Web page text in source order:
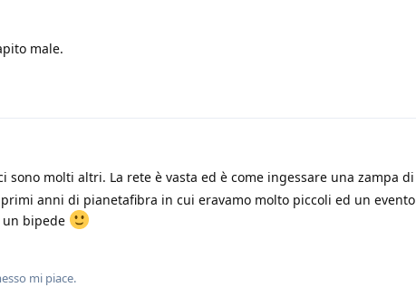
male.
sono molti altri. La rete è vasta ed è come ingessare una zampa di
anni di pianetafibra in cui eravamo molto piccoli ed un evento
un bipede
mi piace.